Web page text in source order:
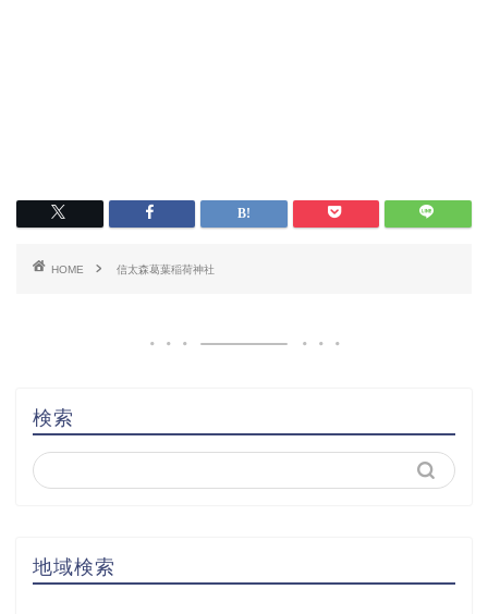
HOME 信太森葛葉稲荷神社
検索
地域検索